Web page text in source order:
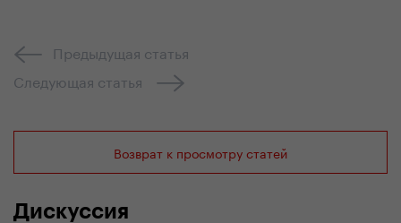
Предыдущая статья
Следующая статья
Возврат к просмотру статей
Дискуссия